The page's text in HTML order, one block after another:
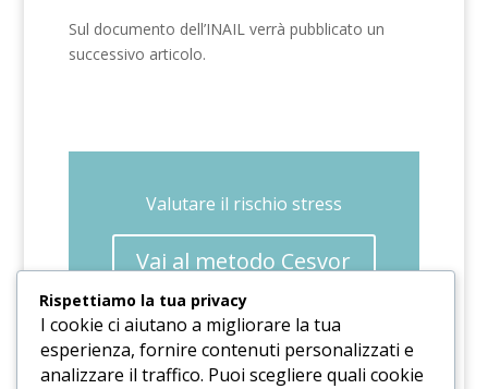
Sul documento dell’INAIL verrà pubblicato un
successivo articolo.
Valutare il rischio stress
Vai al metodo Cesvor
per la valutazione
del rischio stress
Rispettiamo la tua privacy
I cookie ci aiutano a migliorare la tua
esperienza, fornire contenuti personalizzati e
analizzare il traffico. Puoi scegliere quali cookie